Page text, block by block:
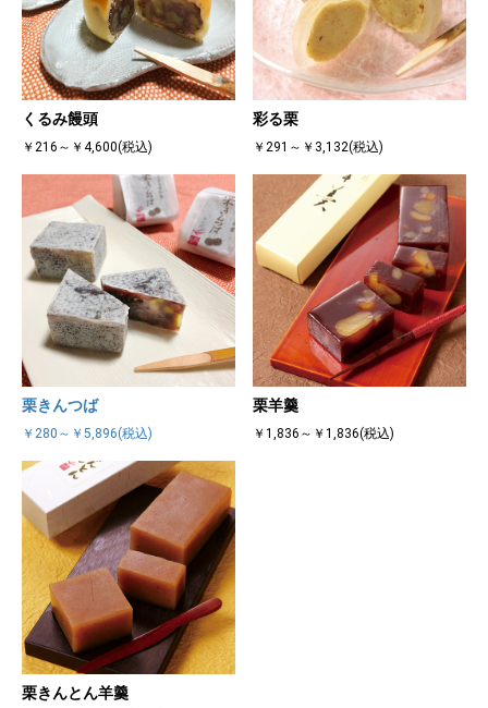
くるみ饅頭
￥216～￥4,600(税込)
彩る栗
￥291～￥3,132(税込)
栗きんつば
￥280～￥5,896(税込)
栗羊羹
￥1,836～￥1,836(税込)
栗きんとん羊羹